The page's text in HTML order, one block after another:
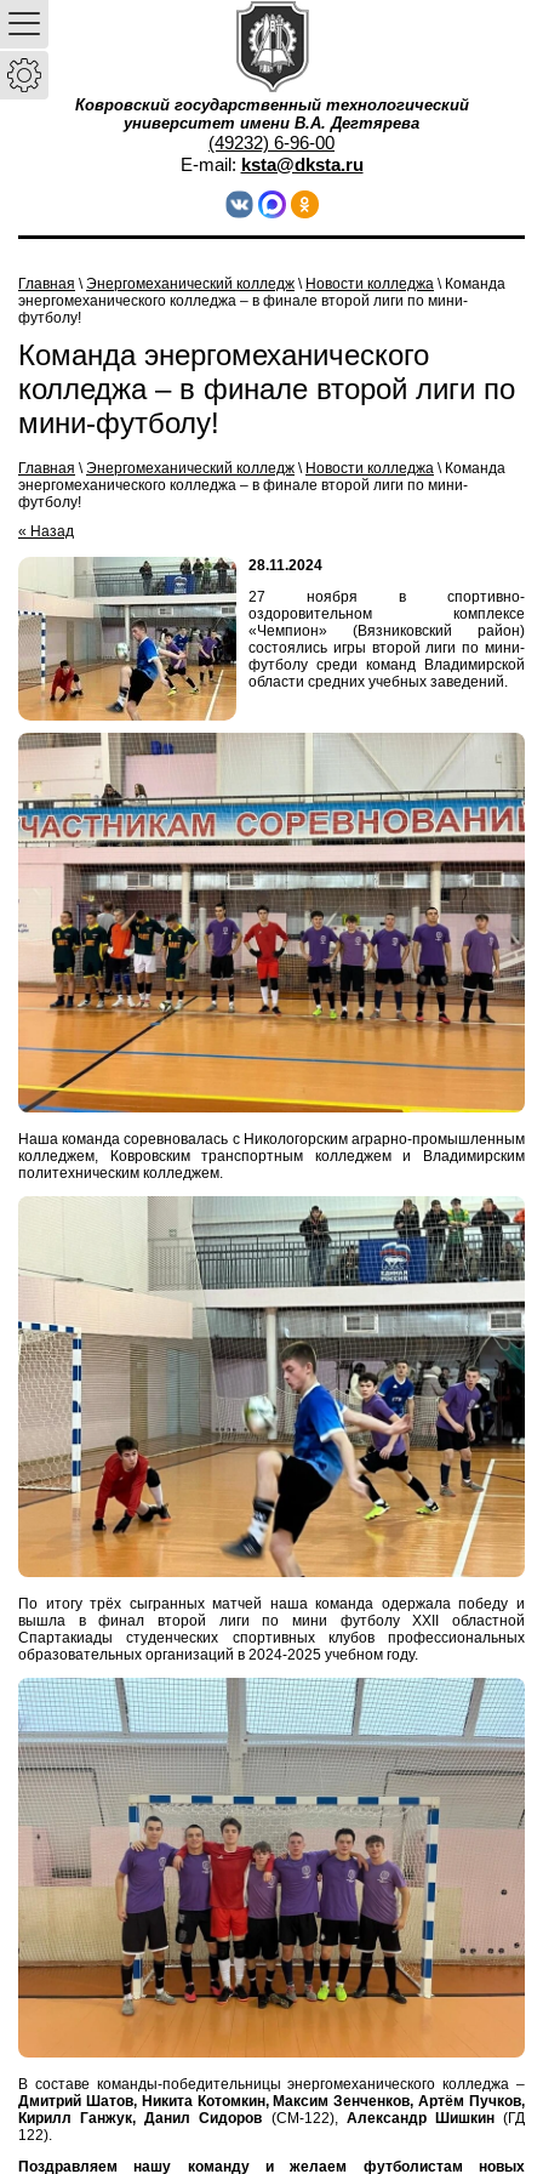
Ковровский государственный технологический
университет имени В.А. Дегтярева
(49232) 6-96-00
E-mail: ksta@dksta.ru
Главная \Энергомеханический колледж \ Новости колледжа \ Команда
энергомеханического колледжа – в финале второй лиги по мини-
футболу!
Команда энергомеханического
колледжа – в финале второй лиги по
мини-футболу!
Главная \Энергомеханический колледж \ Новости колледжа \ Команда
энергомеханического колледжа – в финале второй лиги по мини-
футболу!
« Назад
28.11.2024
27 ноября в спортивно-
оздоровительном комплексе
«Чемпион» (Вязниковский район)
состоялись игры второй лиги по мини-
футболу среди команд Владимирской
области средних учебных заведений.
Наша команда соревновалась с Никологорским аграрно-промышленным
колледжем, Ковровским транспортным колледжем и Владимирским
политехническим колледжем.
По итогу трёх сыгранных матчей наша команда одержала победу и
вышла в финал второй лиги по мини футболу XXII областной
Спартакиады студенческих спортивных клубов профессиональных
образовательных организаций в 2024-2025 учебном году.
В составе команды-победительницы энергомеханического колледжа –
Дмитрий Шатов, Никита Котомкин, Максим Зенченков, Артём Пучков,
Кирилл Ганжук, Данил Сидоров (СМ-122), Александр Шишкин(ГД
122).
Поздравляем нашу команду и желаем футболистам новых